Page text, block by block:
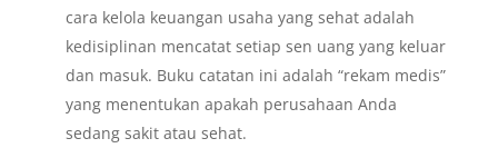
cara kelola keuangan usaha yang sehat adalah
kedisiplinan mencatat setiap sen uang yang keluar
dan masuk. Buku catatan ini adalah “rekam medis”
yang menentukan apakah perusahaan Anda
sedang sakit atau sehat.